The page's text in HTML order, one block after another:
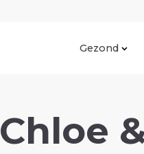
Gezond
Chloe